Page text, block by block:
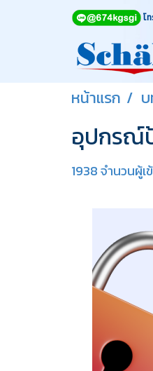
โ
หน้าแรก
อุปกรณ์
1938 จำนวนผู้เ